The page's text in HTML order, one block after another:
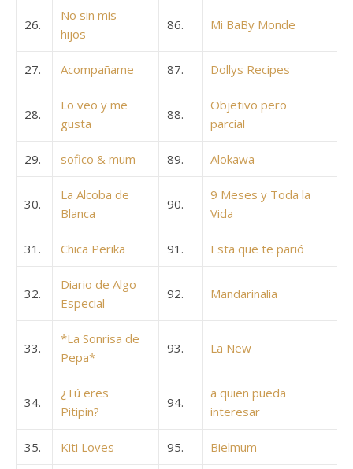
26.
No sin mis
hijos
86. Mi BaBy Monde
27. Acompañame 87. Dollys Recipes
28.
Lo veo y me
gusta
88.
Objetivo pero
parcial
29. sofico & mum 89. Alokawa
30.
La Alcoba de
Blanca
90.
9 Meses y Toda la
Vida
31. Chica Perika 91. Esta que te parió
32.
Diario de Algo
Especial
92. Mandarinalia
33.
*La Sonrisa de
Pepa*
93. La New
34.
¿Tú eres
Pitipín?
94.
a quien pueda
interesar
35. Kiti Loves 95. Bielmum